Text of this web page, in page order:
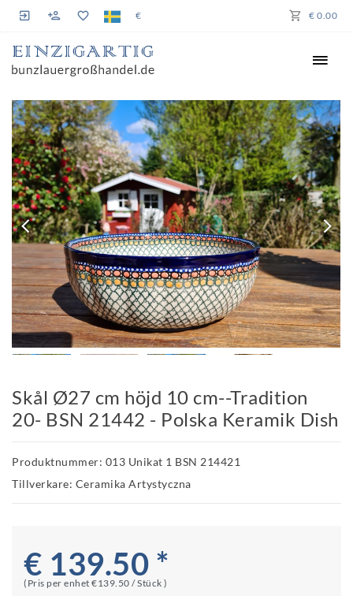
€ € 0.00
Skål Ø27 cm höjd 10 cm--Tradition
20- BSN 21442 - Polska Keramik Dish
Produktnummer: 013 Unikat 1 BSN 214421
Tillverkare: Ceramika Artystyczna
€ 139.50 *
(Pris per enhet €139.50 / Stück )